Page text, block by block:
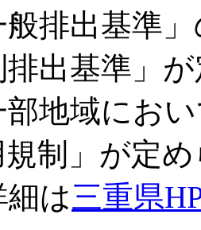
排出基準
排出基準」
地域にお
規制」が定
細は三重県